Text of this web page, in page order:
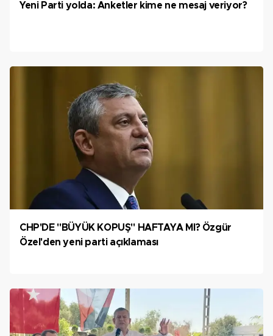
Yeni Parti yolda: Anketler kime ne mesaj veriyor?
CHP'DE "BÜYÜK KOPUŞ" HAFTAYA MI? Özgür
Özel'den yeni parti açıklaması